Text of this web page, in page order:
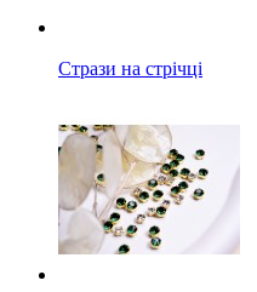
Стрази на стрічці